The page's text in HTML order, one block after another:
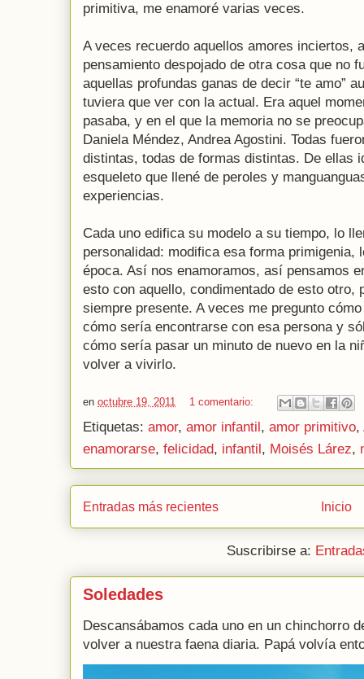
primitiva, me enamoré varias veces.
A veces recuerdo aquellos amores inciertos,
pensamiento despojado de otra cosa que no
aquellas profundas ganas de decir “te amo”
tuviera que ver con la actual. Era aquel
pasaba, y en el que la memoria no se
Daniela Méndez, Andrea Agostini. Todas
distintas, todas de formas distintas. De ellas
esqueleto que llené de peroles y
experiencias.
Cada uno edifica su modelo a su tiempo, lo
personalidad: modifica esa forma primigenia,
época. Así nos enamoramos, así pensamos
esto con aquello, condimentado de esto otro,
siempre presente. A veces me pregunto
cómo sería encontrarse con esa persona y
cómo sería pasar un minuto de nuevo en la
volver a vivirlo.
en octubre 19, 2011 1 comentario:
Etiquetas: amor, amor infantil, amor primitivo,
enamorarse, felicidad, infantil, Moisés Lárez,
Entradas más recientes Inicio
Suscribirse a:
Soledades
Descansábamos cada uno en un chinchorro
volver a nuestra faena diaria. Papá volvía